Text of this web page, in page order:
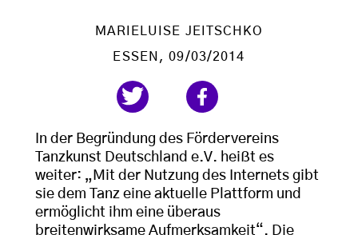
MARIELUISE JEITSCHKO
ESSEN , 09/03/2014
In der Begründung des Fördervereins
Tanzkunst Deutschland e.V. heißt es
weiter: „Mit der Nutzung des Internets gibt
sie dem Tanz eine aktuelle Plattform und
ermöglicht ihm eine überaus
breitenwirksame Aufmerksamkeit“. Die